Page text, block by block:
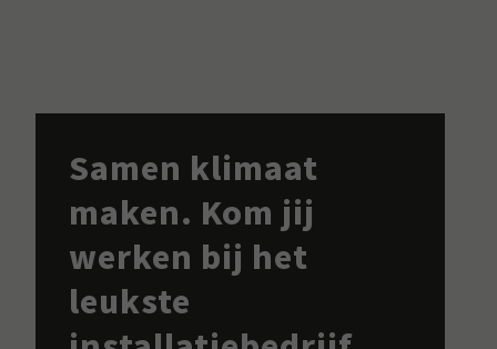
Samen klimaat
maken. Kom jij
werken bij het
leukste